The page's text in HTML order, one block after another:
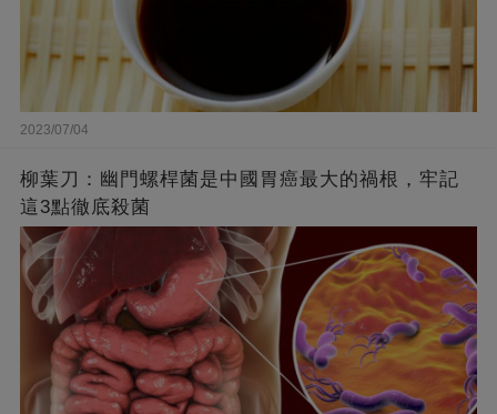
2023/07/04
柳葉刀：幽門螺桿菌是中國胃癌最大的禍根，牢記
這3點徹底殺菌